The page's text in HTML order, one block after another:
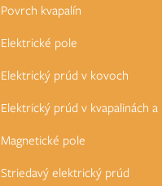
Povrch kvapalín
Elektrické pole
Elektrický prúd v kovoch
Elektrický prúd v kvapalinách
Magnetické pole
Striedavý elektrický prúd